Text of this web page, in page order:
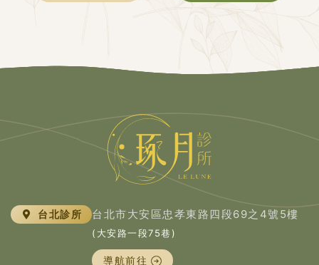
台北診所 台北市大安區忠孝東路四段69之4號5樓
(大安路一段75巷)
導航前往